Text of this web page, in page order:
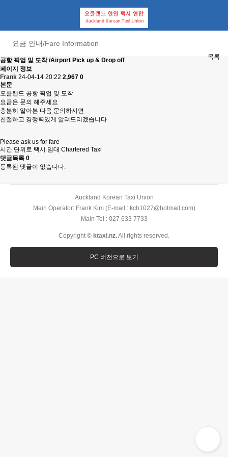
요금 안내/Fare Information
목록
공항 픽업 및 도착 /Airport Pick up & Drop off
페이지 정보
Frank 24-04-14 20:22 2,967 0
본문
오클랜드 공항 픽업 및 도착
요금은 문의 해주세요
충분히 알아본 다음 문의하시면
친절하고 경쟁력있게 알려드리겠습니다
Please ask us for fare
시간 단위로 택시 임대 Chartered Taxi
댓글목록 0
등록된 댓글이 없습니다.
Auckland Korean Taxi Union
Main Operator: Frank Kim (E-mail : kch1027@hotmail.com)
Main Tel : 027 633 7733
Copyright © ktaxi.nz.All rights reserved.
PC 버전으로 보기